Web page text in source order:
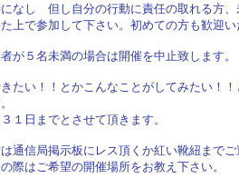
なし 但し自分の行動に責任の取れる方、
上で参加して下さい。初めての方も歓迎い
が５名未満の場合は開催を中止致します。
たい！！とかこんなことがしてみたい！
１日までとさせて頂きます。
通信局掲示板にレス頂くか紅い靴紐までご
際はご希望の開催場所をお教え下さい。